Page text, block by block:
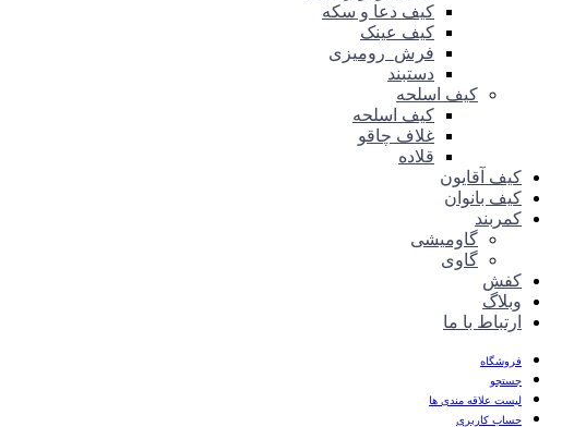
کیف دعا و سکه
کیف عینک
فرش_رومیزی
دستبند
کیف اسلحه
کیف اسلحه
غلاف چاقو
قلاده
کیف آقایون
کیف بانوان
کمربند
گاومیشی
گاوی
کفش
وبلاگ
ارتباط با ما
فروشگاه
جستجو
لیست علاقه مندی ها
حساب کاربری